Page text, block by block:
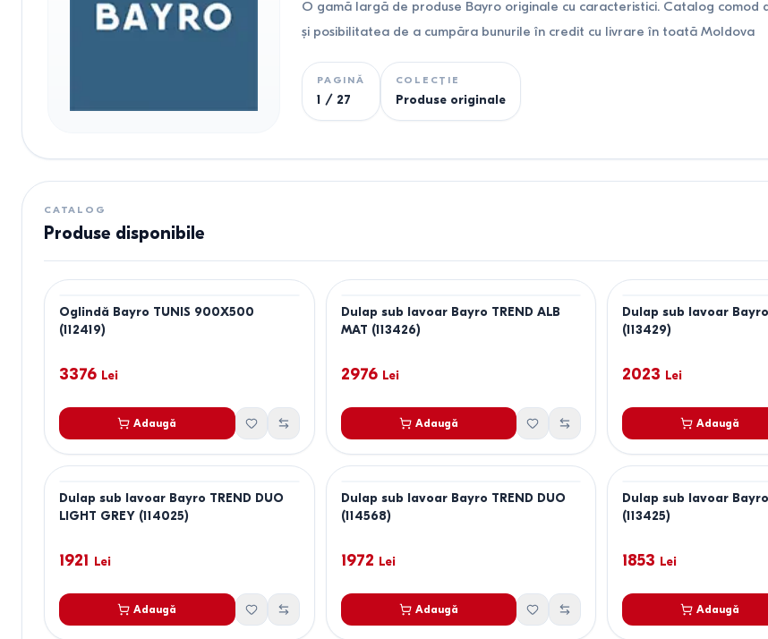
O gamă largă de produse Bayro originale cu caracteristici. Catalog comod
și posibilitatea de a cumpăra bunurile în credit cu livrare în toată Moldova
PAGINĂ
1 / 27
COLECȚIE
Produse originale
CATALOG
Produse disponibile
Oglindă Bayro TUNIS 900X500
(112419)
3376 Lei
Adaugă
Dulap sub lavoar Bayro TREND ALB
MAT (113426)
2976 Lei
Adaugă
Dulap sub lavoar Bayro
(113429)
2023 Lei
Adaugă
Dulap sub lavoar Bayro TREND DUO
LIGHT GREY (114025)
1921 Lei
Adaugă
Dulap sub lavoar Bayro TREND DUO
(114568)
1972 Lei
Adaugă
Dulap sub lavoar Bayro
(113425)
1853 Lei
Adaugă